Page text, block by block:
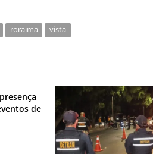
roraima vista
de